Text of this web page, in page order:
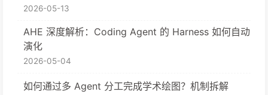
2026-05-13
AHE 深度解析：Coding Agent 的 Harness 如何自动
演化
2026-05-04
如何通过多 Agent 分工完成学术绘图？机制拆解